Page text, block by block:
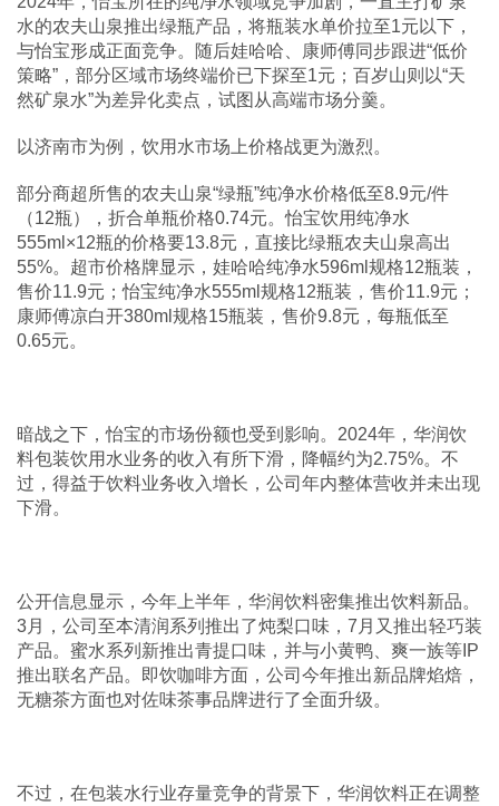
水的农夫山泉推出绿瓶产品，将瓶装水单价拉至1元以下，
与怡宝形成正面竞争。随后娃哈哈、康师傅同步跟进“低价
策略”，部分区域市场终端价已下探至1元；百岁山则以“天
然矿泉水”为差异化卖点，试图从高端市场分羹。
以济南市为例，饮用水市场上价格战更为激烈。
部分商超所售的农夫山泉“绿瓶”纯净水价格低至8.9元/件
（12瓶），折合单瓶价格0.74元。怡宝饮用纯净水
555ml×12瓶的价格要13.8元，直接比绿瓶农夫山泉高出
55%。超市价格牌显示，娃哈哈纯净水596ml规格12瓶装，
售价11.9元；怡宝纯净水555ml规格12瓶装，售价11.9元；
康师傅凉白开380ml规格15瓶装，售价9.8元，每瓶低至
0.65元。
暗战之下，怡宝的市场份额也受到影响。2024年，华润饮
料包装饮用水业务的收入有所下滑，降幅约为2.75%。不
过，得益于饮料业务收入增长，公司年内整体营收并未出现
下滑。
公开信息显示，今年上半年，华润饮料密集推出饮料新品。
3月，公司至本清润系列推出了炖梨口味，7月又推出轻巧装
产品。蜜水系列新推出青提口味，并与小黄鸭、爽一族等IP
推出联名产品。即饮咖啡方面，公司今年推出新品牌焰焙，
无糖茶方面也对佐味茶事品牌进行了全面升级。
不过，在包装水行业存量竞争的背景下，华润饮料正在调整